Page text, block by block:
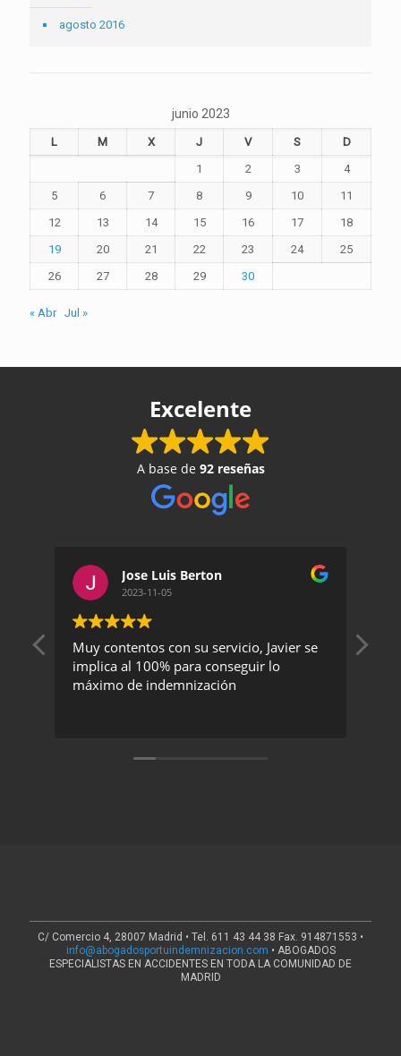
agosto 2016
junio 2023
L M X J V S
D
1
2 3
4
5
6 7 8 9 10
11
12
13 14 15 16 17
18
19
20 21 22 23 24
25
26
27 28 29 30
« Abr Jul »
Excelente
A base de 92 reseñas
Jose Luis Berton
2023-11-05
Muy contentos con su servicio, Javier se
implica al 100% para conseguir lo
máximo de indemnización
C/ Comercio 4, 28007 Madrid • Tel. 611 43 44 38 Fax. 914871553 •
info@abogadosportuindemnizacion.com • ABOGADOS
ESPECIALISTAS EN ACCIDENTES EN TODA LA COMUNIDAD DE
MADRID